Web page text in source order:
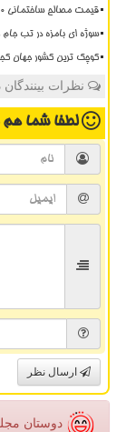
قیمت مصالح ساختمانی ۱۰۰ درصد گران گردید
سوژه ای بامزه در تب جام
کوچک ترین کشور جهان
نظرات
لطفا شما هم
ارسال نظر
دوستان